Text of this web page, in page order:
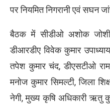
पर नियमित निगरानी एवं सघन
बैठक में सीडीओ अशोक
डीआरडीए विवेक कुमार
तपेश कुमार चंद, डीएसटीओ
मनोज कुमार सिमल्टी, जिला
नेगी, मुख्य कृषि अधिकारी ऋतु